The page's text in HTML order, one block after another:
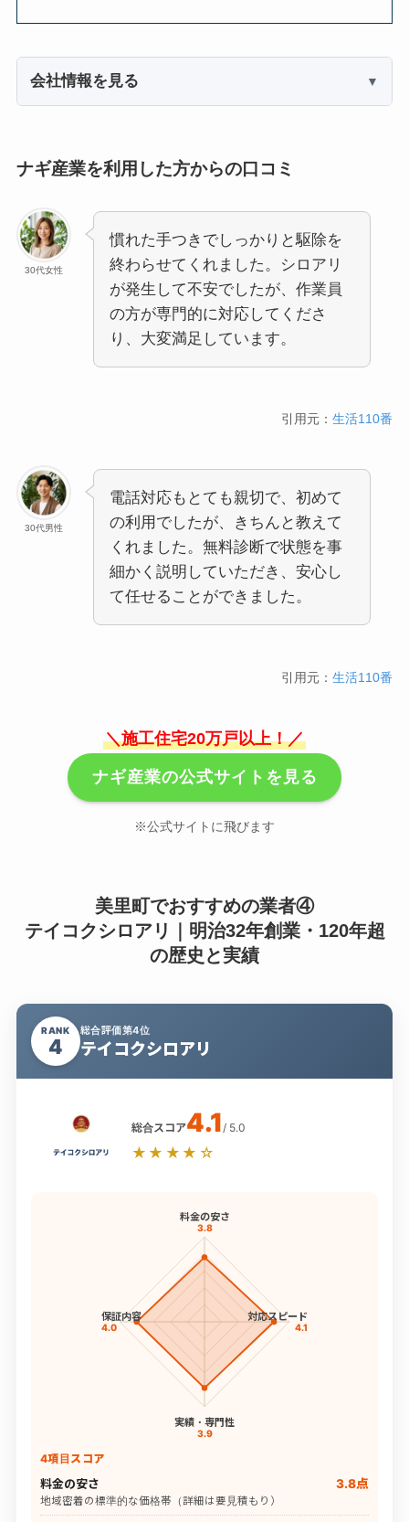
会社情報を見る
ナギ産業を利用した方からの口コミ
30代女性
慣れた手つきでしっかりと駆除を
終わらせてくれました。シロアリ
が発生して不安でしたが、作業員
の方が専門的に対応してくださ
り、大変満足しています。
引用元：生活110番
30代男性
電話対応もとても親切で、初めて
の利用でしたが、きちんと教えて
くれました。無料診断で状態を事
細かく説明していただき、安心し
て任せることができました。
引用元：生活110番
＼施工住宅20万戸以上！／
ナギ産業の公式サイトを見る
※公式サイトに飛びます
美里町でおすすめの業者④
テイコクシロアリ｜明治32年創業・120年超
の歴史と実績
RANK
4
総合評価第4位
テイコクシロアリ
総合スコア4.1/ 5.0
★★★★☆
料金の安さ
3.8
対応スピード
4.1
実績・専門性
3.9
保証内容
4.0
4項目スコア
料金の安さ 3.8点
地域密着の標準的な価格帯（詳細は要見積もり）